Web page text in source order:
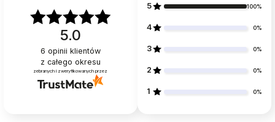
5.0
6 opinii klientów
z całego okresu
zebranych i zweryfikowanych przez
5 100%
4 0%
3 0%
2 0%
1 0%